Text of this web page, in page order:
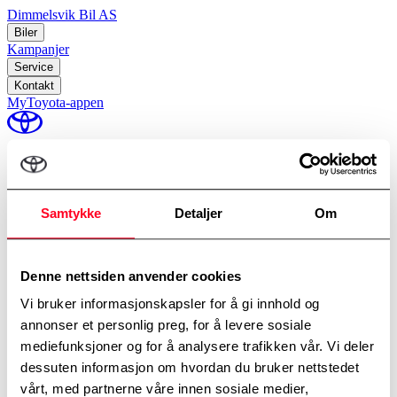
Samtykke Detaljer Om
Denne nettsiden anvender cookies
Vi bruker informasjonskapsler for å gi innhold og
annonser et personlig preg, for å levere sosiale
mediefunksjoner og for å analysere trafikken vår. Vi deler
dessuten informasjon om hvordan du bruker nettstedet
vårt, med partnerne våre innen sosiale medier,
Dimmelsvik Bil AS
Biler
Kampanjer
Service
Kontakt
MyToyota-appen